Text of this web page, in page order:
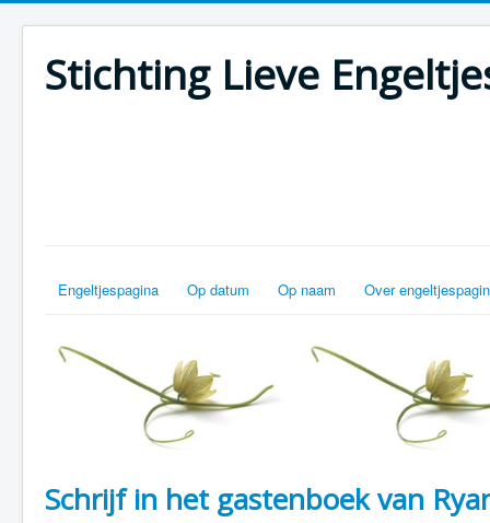
Stichting Lieve
Engeltjespagina Op datum Op naam Over
Schrijf in het gastenboek van